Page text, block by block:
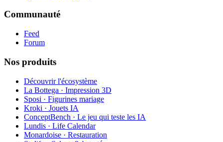
Communauté
Feed
Forum
Nos produits
Découvrir l'écosystème
La Bottega · Impression 3D
Sposi · Figurines mariage
Kroki · Jouets IA
ConceptBench · Le jeu qui teste les IA
Lundis · Life Calendar
Monardoise · Restauration